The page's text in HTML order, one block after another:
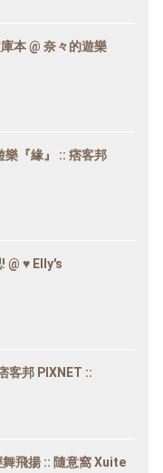
本 @ 奈々的遊樂
樂『緣』 :: 痞客邦
@ ♥ Elly's
客邦 PIXNET ::
飛揚 :: 隨意窩 Xuite